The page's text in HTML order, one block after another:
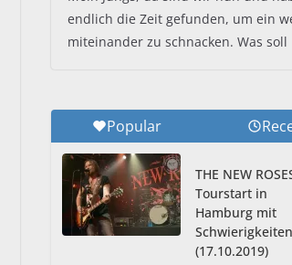
endlich die Zeit gefunden, um ein
miteinander zu schnacken. Was soll
Popular
THE NEW
Tourstart in
Hamburg mit
Schwierigkeiten
(17.10.2019)